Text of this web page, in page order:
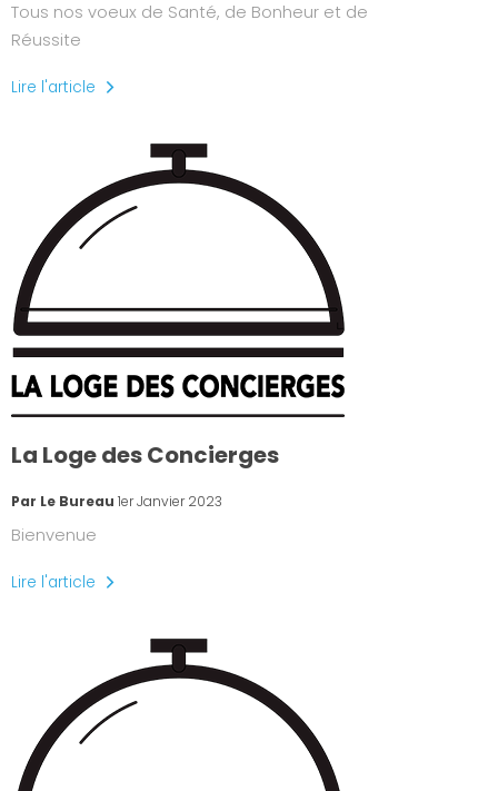
Tous nos voeux de Santé, de Bonheur et de
Réussite
Lire l'article
La Loge des Concierges
Par Le Bureau 1er Janvier 2023
Bienvenue
Lire l'article